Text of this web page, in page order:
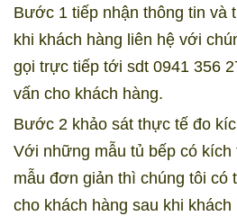
Bước 1 tiếp nhận thông tin và
khi khách hàng liên hệ với
gọi trực tiếp tới sdt 0941 356
vấn cho khách hàng.
Bước 2 khảo sát thực tế đo
Với những mẫu tủ bếp có
mẫu đơn giản thì chúng tôi có
cho khách hàng sau khi